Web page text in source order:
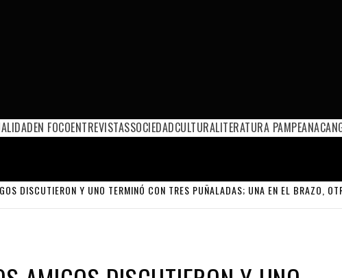
EN FOCOENTREVISTASSOCIEDADCULTURALITERATURA PAMPEANA
DISCUTIERON Y UNO TERMINÓ CON TRES PUÑALADAS; UNA EN EL BRAZO,